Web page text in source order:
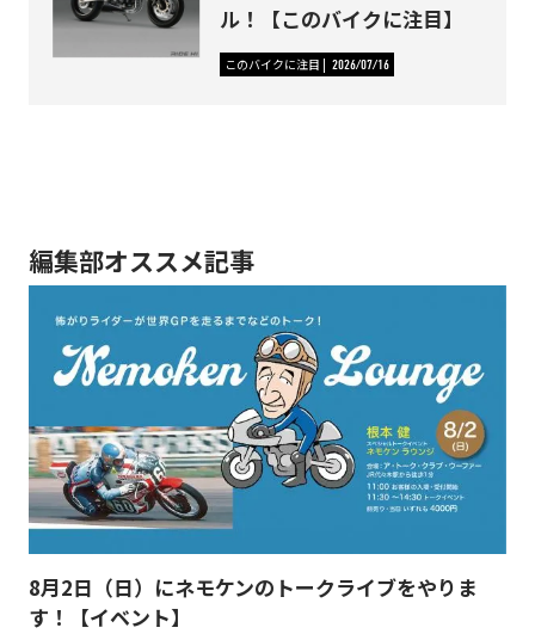
ル！【このバイクに注目】
このバイクに注目 2026/07/16
編集部オススメ記事
8月2日（日）にネモケンのトークライブをやりま
す！【イベント】